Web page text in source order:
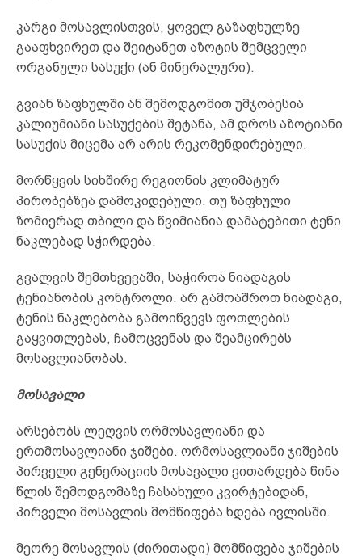
კარგი მოსავლისთვის, ყოველ გაზაფხულზე
გააფხვირეთ და შეიტანეთ აზოტის შემცველი
ორგანული სასუქი (ან მინერალური).
გვიან ზაფხულში ან შემოდგომით უმჯობესია
კალიუმიანი სასუქების შეტანა, ამ დროს აზოტიანი
სასუქის მიცემა არ არის რეკომენდირებული.
მორწყვის სიხშირე რეგიონის კლიმატურ
პირობებზეა დამოკიდებული. თუ ზაფხული
ზომიერად თბილი და წვიმიანია დამატებითი ტენი
ნაკლებად სჭირდება.
გვალვის შემთხვევაში, საჭიროა ნიადაგის
ტენიანობის კონტროლი. არ გამოაშროთ ნიადაგი,
ტენის ნაკლებობა გამოიწვევს ფოთლების
გაყვითლებას, ჩამოცვენას და შეამცირებს
მოსავლიანობას.
მოსავალი
არსებობს ლეღვის ორმოსავლიანი და
ერთმოსავლიანი ჯიშები. ორმოსავლიანი ჯიშების
პირველი გენერაციის მოსავალი ვითარდება წინა
წლის შემოდგომაზე ჩასახული კვირტებიდან,
პირველი მოსავლის მომწიფება ხდება ივლისში.
მეორე მოსავლის (ძირითადი) მომწიფება ჯიშების